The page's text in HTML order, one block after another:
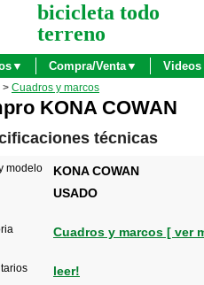
bicicleta todo
terreno
Compra/Venta▼ Videos
> Cuadros y marcos
KONA COWAN
técnicas
modelo KONA COWAN
USADO
Cuadros y marcos [ ver
leer!